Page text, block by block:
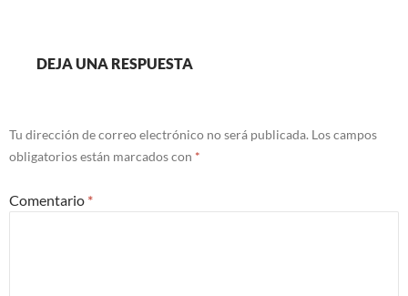
DEJA UNA RESPUESTA
Tu dirección de correo electrónico no será publicada. Los campos
obligatorios están marcados con *
Comentario *